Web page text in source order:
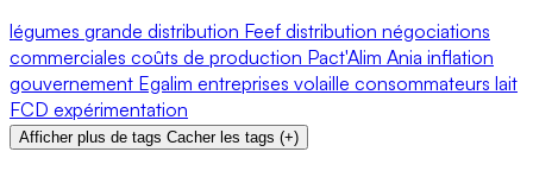
légumes grande distribution Feef distribution négociations
commerciales coûts de production Pact'Alim Ania inflation
gouvernement Egalim entreprises volaille consommateurs lait
FCD expérimentation
Afficher plus de tags Cacher les tags (+)